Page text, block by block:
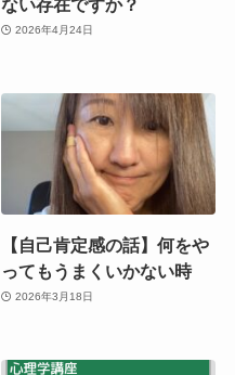
2026年4月24日
【自己肯定感の話】何をや
ってもうまくいかない時
2026年3月18日